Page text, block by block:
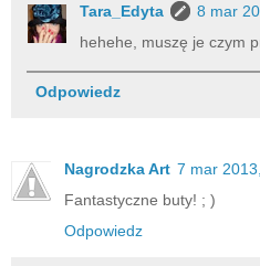
Tara_Edyta
8 mar
hehehe, muszę je czym
Odpowiedz
Nagrodzka Art 7 mar
Fantastyczne buty! ; )
Odpowiedz